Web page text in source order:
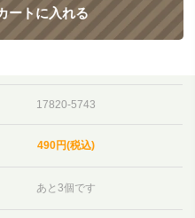
ートに入れる
17820-5743
490円(税込)
あと3個です